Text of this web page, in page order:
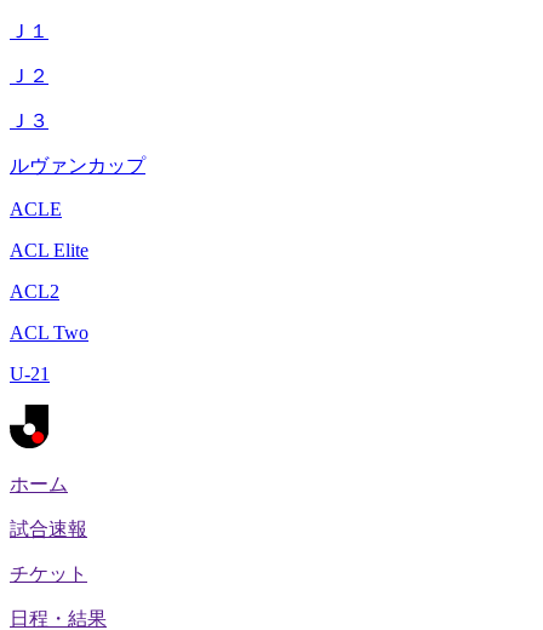
Ｊ１
Ｊ２
Ｊ３
ルヴァンカップ
ACLE
ACL Elite
ACL2
ACL Two
U-21
ホーム
試合速報
チケット
日程・結果